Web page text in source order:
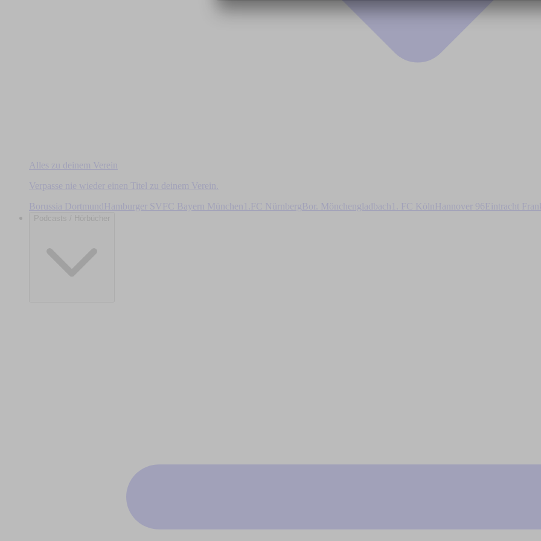
Alles zu deinem Verein
Verpasse nie wieder einen Titel zu deinem Verein.
Borussia DortmundHamburger SV FC Bayern München 1.FC Nürnberg Bor. Mönchengladbach 1. FC Köln Hannover 96Eintracht
Podcasts / Hörbücher